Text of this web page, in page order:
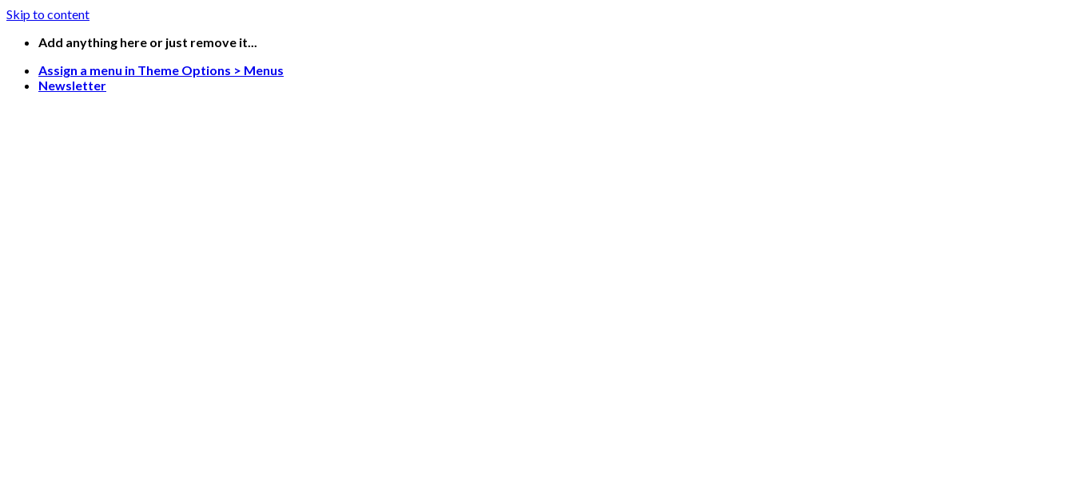
Skip to content
Add anything here or just remove it...
Assign a menu in Theme Options > Menus
Newsletter